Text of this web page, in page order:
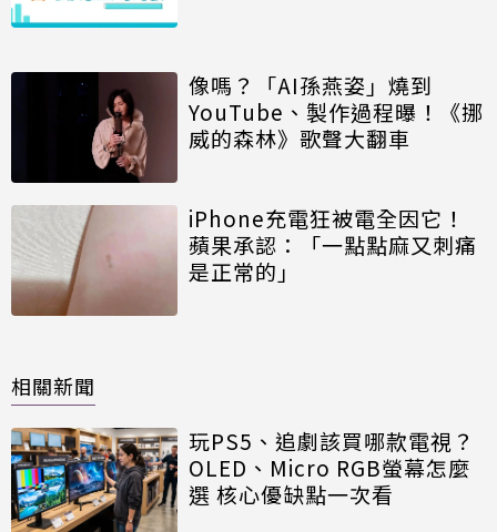
像嗎？「AI孫燕姿」燒到
YouTube、製作過程曝！《挪
威的森林》歌聲大翻車
iPhone充電狂被電全因它！
蘋果承認：「一點點麻又刺痛
是正常的」
相關新聞
玩PS5、追劇該買哪款電視？
OLED、Micro RGB螢幕怎麼
選 核心優缺點一次看